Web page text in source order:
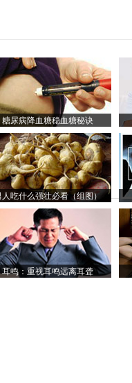
糖尿病降血糖稳血糖秘诀
人吃什么强壮必看（组图）
耳鸣：重视耳鸣远离耳聋